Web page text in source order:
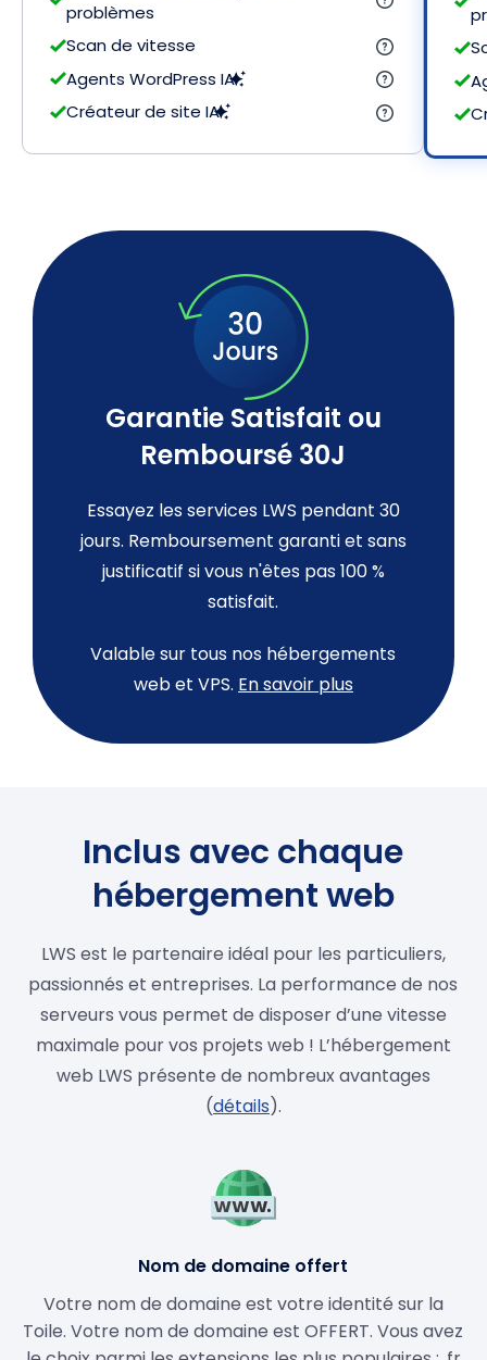
problèmes
Scan de vitesse
Agents WordPress IA
Créateur de site IA
Garantie Satisfait ou
Remboursé 30J
Essayez les services LWS pendant 30
jours. Remboursement garanti et sans
justificatif si vous n'êtes pas 100 %
satisfait.
Valable sur tous nos hébergements
web et VPS. En savoir plus
Inclus avec chaque
hébergement web
LWS est le partenaire idéal pour les particuliers,
passionnés et entreprises. La performance de nos
serveurs vous permet de disposer d’une vitesse
maximale pour vos projets web ! L’hébergement
web LWS présente de nombreux avantages
(détails).
Nom de domaine offert
Votre nom de domaine est votre identité sur la
Toile. Votre nom de domaine est OFFERT. Vous avez